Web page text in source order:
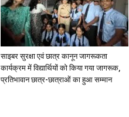
साइबर सुरक्षा एवं छात्र कानून जागरूकता
कार्यक्रम में विद्यार्थियों को किया गया जागरूक,
प्रतिभावान छात्र-छात्राओं का हुआ सम्मान